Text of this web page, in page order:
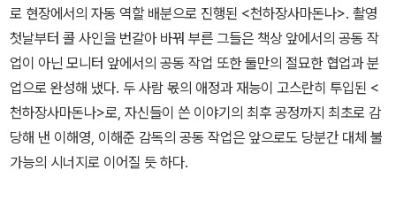
로 현장에서의 자동 역할 배분으로 진행된 <천하장사마돈나>. 촬영
첫날부터 콜 사인을 번갈아 바꿔 부른 그들은 책상 앞에서의 공동 작
업이 아닌 모니터 앞에서의 공동 작업 또한 둘만의 절묘한 협업과 분
업으로 완성해 냈다. 두 사람 몫의 애정과 재능이 고스란히 투입된 <
천하장사마돈나>로, 자신들이 쓴 이야기의 최후 공정까지 최초로 감
당해 낸 이해영, 이해준 감독의 공동 작업은 앞으로도 당분간 대체 불
가능의 시너지로 이어질 듯 하다.